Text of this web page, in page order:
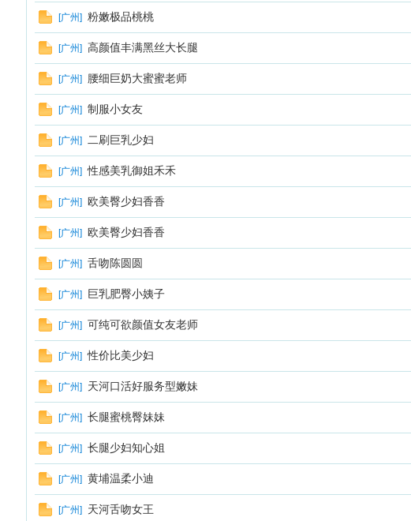
[广州] 粉嫩极品桃桃
[广州] 高颜值丰满黑丝大长腿
[广州] 腰细巨奶大蜜蜜老师
[广州] 制服小女友
[广州] 二刷巨乳少妇
[广州] 性感美乳御姐禾禾
[广州] 欧美臀少妇香香
[广州] 欧美臀少妇香香
[广州] 舌吻陈圆圆
[广州] 巨乳肥臀小姨子
[广州] 可纯可欲颜值女友老师
[广州] 性价比美少妇
[广州] 天河口活好服务型嫩妹
[广州] 长腿蜜桃臀妹妹
[广州] 长腿少妇知心姐
[广州] 黄埔温柔小迪
[广州] 天河舌吻女王